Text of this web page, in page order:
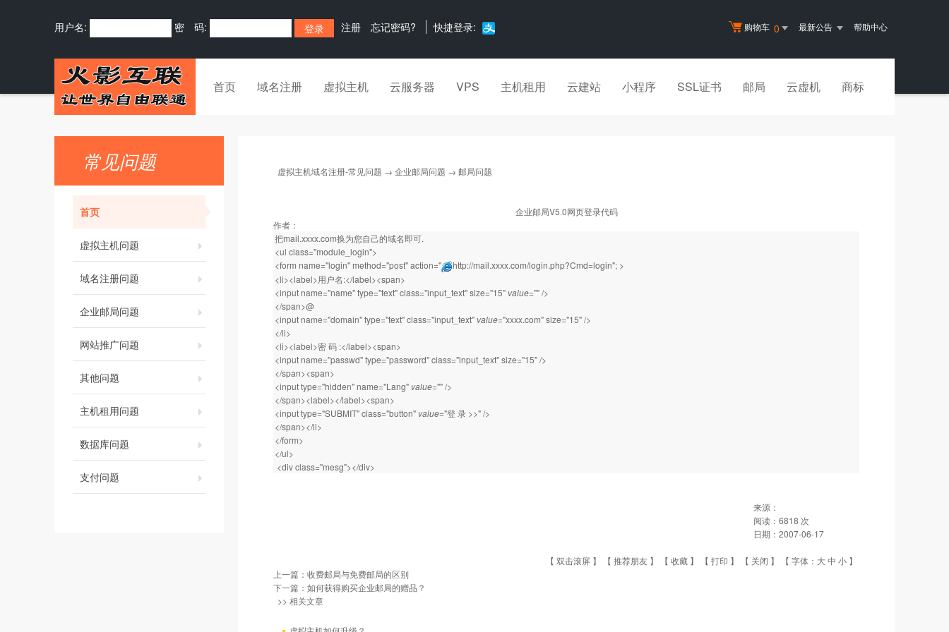
购物车 0 最新公告 帮助中心
用户名: 密 码: 注册 忘记密码? 快捷登录:
首页 域名注册 虚拟主机 云服务器 VPS 主机租用 云建站 小程序 SSL证书 邮局 云虚机 商标
常见问题
首页
虚拟主机问题
域名注册问题
企业邮局问题
网站推广问题
其他问题
主机租用问题
数据库问题
支付问题
虚拟主机域名注册-常见问题 → 企业邮局问题 → 邮局问题
企业邮局V5.0网页登录代码
作者：
把mail.xxxx.com换为您自己的域名即可.
<ul class="module_login">
<form name="login" method="post" action="
http://mail.xxxx.com/login.php?Cmd=login"; >
<li><label>用户名:</label><span>
<input name="name" type="text" class="input_text" size="15" value="" />
</span>@
<input name="domain" type="text" class="input_text" value="xxxx.com" size="15" />
</li>
<li><label>密 码 :</label><span>
<input name="passwd" type="password" class="input_text" size="15" />
</span><span>
<input type="hidden" name="Lang" value="" />
</span><label></label><span>
<input type="SUBMIT" class="button" value="登 录 >>" />
</span></li>
</form>
</ul>
<div class="mesg"></div>
来源：
阅读： 6818 次
日期： 2007-06-17
【 双击滚屏 】 【 推荐朋友 】 【 收藏 】 【 打印 】 【 关闭 】 【 字体： 大中 小 】
上一篇： 收费邮局与免费邮局的区别
下一篇： 如何获得购买企业邮局的赠品？
>> 相关文章